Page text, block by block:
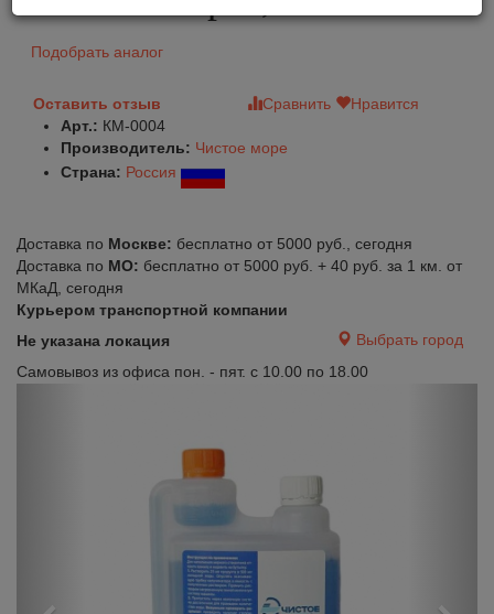
Подобрать аналог
Оставить отзыв Сравнить
Нравится
Арт.: КМ-0004
Производитель: Чистое море
Страна: Россия
Доставка по Москве: бесплатно от 5000 руб., сегодня
Доставка по МО: бесплатно от 5000 руб. + 40 руб. за 1 км. от
МКаД, сегодня
Курьером транспортной компании
Не указана локация
Выбрать город
Самовывоз из офиса пон. - пят. с 10.00 по 18.00